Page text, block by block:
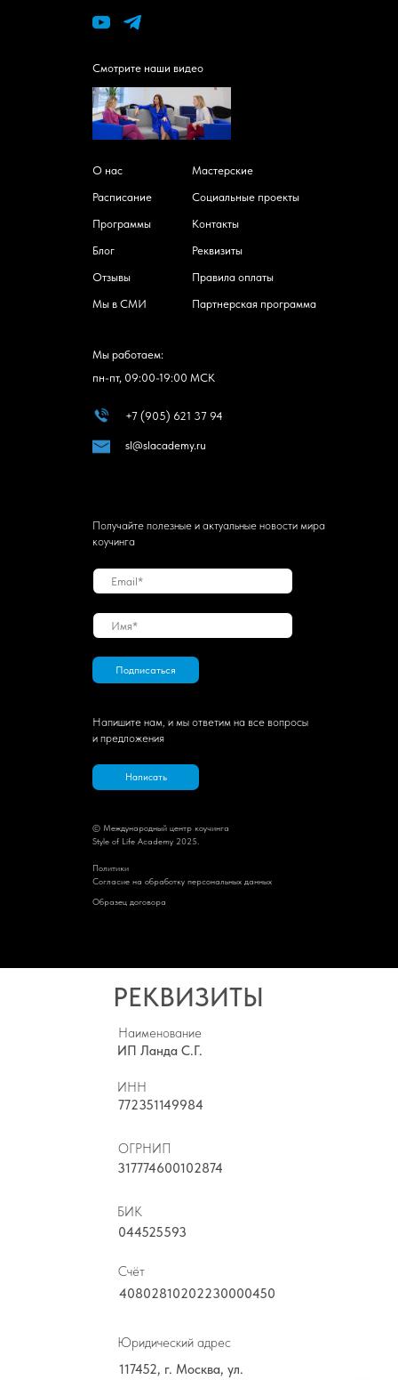
Получайте полезные и актуальные новости мира
коучинга
Подписаться
Написать
Напишите нам, и мы ответим на все вопросы
и предложения
Мы работаем:
пн-пт, 09:00-19:00 МСК
+7 (905) 621 37 94
© Международный центр коучинга
Style of Life Academy 2025.
Политики
Cогласие на обработку персональных данных
О нас
Смотрите наши видео
Расписание
Программы
Блог
Мастерские
Контакты
Реквизиты
Правила оплаты
Социальные проекты
Образец договора
Партнерская программа
Отзывы
Мы в СМИ
sl@slacademy.ru
РЕКВИЗИТЫ
Наименование
ИП Ланда С.Г.
Счёт
40802810202230000450
БИК
044525593
ИНН
772351149984
ОГРНИП
317774600102874
Юридический адрес
117452, г. Москва, ул.